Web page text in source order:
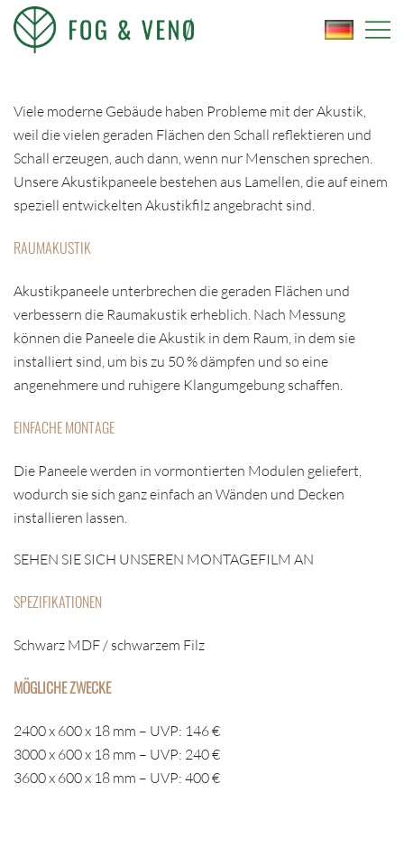
Zum
Inhalt
springen
Viele moderne Gebäude haben Probleme mit der Akustik,
weil die vielen geraden Flächen den Schall reflektieren und
Schall erzeugen, auch dann, wenn nur Menschen sprechen.
Unsere Akustikpaneele bestehen aus Lamellen, die auf einem
speziell entwickelten Akustikfilz angebracht sind.
RAUMAKUSTIK
Akustikpaneele unterbrechen die geraden Flächen und
verbessern die Raumakustik erheblich. Nach Messung
können die Paneele die Akustik in dem Raum, in dem sie
installiert sind, um bis zu 50 % dämpfen und so eine
angenehmere und ruhigere Klangumgebung schaffen.
EINFACHE MONTAGE
Die Paneele werden in vormontierten Modulen geliefert,
wodurch sie sich ganz einfach an Wänden und Decken
installieren lassen.
SEHEN SIE SICH UNSEREN MONTAGEFILM AN
SPEZIFIKATIONEN
Schwarz MDF / schwarzem Filz
MÖGLICHE ZWECKE
2400 x 600 x 18 mm – UVP: 146 €
3000 x 600 x 18 mm – UVP: 240 €
3600 x 600 x 18 mm – UVP: 400 €